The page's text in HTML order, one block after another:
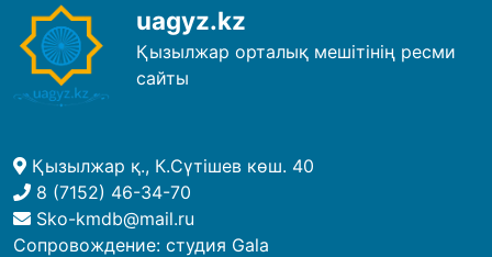
uagyz.kz
Қызылжар орталық мешітінің ресми
сайты
Қызылжар қ., К.Сүтішев көш. 40
8 (7152) 46-34-70
Sko-kmdb@mail.ru
Сопровождение: студия Gala